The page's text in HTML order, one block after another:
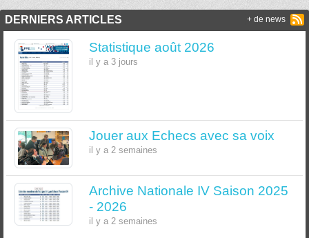
DERNIERS ARTICLES
Statistique août 2026
il y a 3 jours
Jouer aux Echecs avec sa voix
il y a 2 semaines
Archive Nationale IV Saison 2025
- 2026
il y a 2 semaines
+ de news